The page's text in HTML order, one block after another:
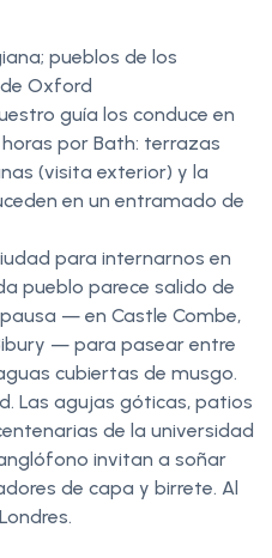
pueblos de los
Oxford
guía los conduce en
por Bath: terrazas
(visita exterior) y la
en un entramado de
para internarnos en
pueblo parece salido de
— en Castle Combe,
— para pasear entre
cubiertas de musgo.
Las agujas góticas, patios
de la universidad
invitan a soñar
de capa y birrete. Al